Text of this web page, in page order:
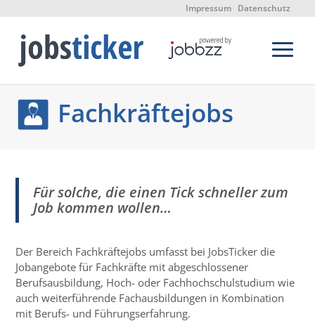
Impressum Datenschutz
Fachkräftejobs
Für solche, die einen Tick schneller zum
Job kommen wollen…
Der Bereich Fachkräftejobs umfasst bei JobsTicker die
Jobangebote für Fachkräfte mit abgeschlossener
Berufsausbildung, Hoch- oder Fachhochschulstudium wie
auch weiterführende Fachausbildungen in Kombination
mit Berufs- und Führungserfahrung.